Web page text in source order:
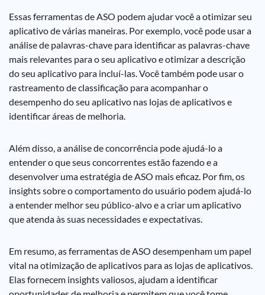
Essas ferramentas de ASO podem ajudar você a otimizar seu
aplicativo de várias maneiras. Por exemplo, você pode usar a
análise de palavras-chave para identificar as palavras-chave
mais relevantes para o seu aplicativo e otimizar a descrição
do seu aplicativo para incluí-las. Você também pode usar o
rastreamento de classificação para acompanhar o
desempenho do seu aplicativo nas lojas de aplicativos e
identificar áreas de melhoria.
Além disso, a análise de concorrência pode ajudá-lo a
entender o que seus concorrentes estão fazendo e a
desenvolver uma estratégia de ASO mais eficaz. Por fim, os
insights sobre o comportamento do usuário podem ajudá-lo
a entender melhor seu público-alvo e a criar um aplicativo
que atenda às suas necessidades e expectativas.
Em resumo, as ferramentas de ASO desempenham um papel
vital na otimização de aplicativos para as lojas de aplicativos.
Elas fornecem insights valiosos, ajudam a identificar